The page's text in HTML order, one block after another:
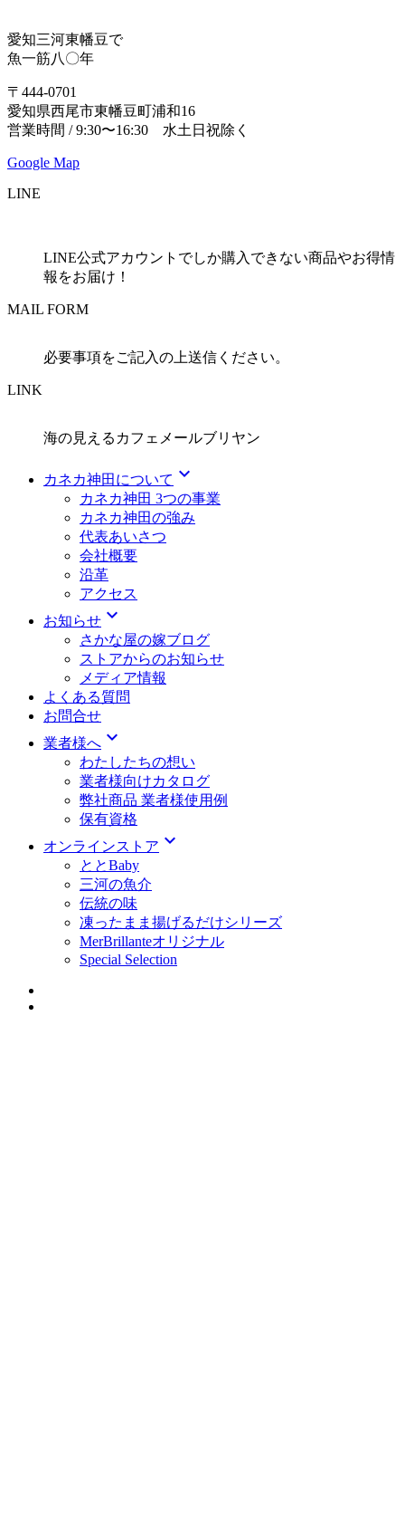
愛知三河東幡豆で
魚一筋八〇年
〒444-0701
愛知県西尾市東幡豆町浦和16
営業時間 / 9:30〜16:30 水土日祝除く
Google Map
LINE
LINE公式アカウントでしか購入できない商品やお得情
報をお届け！
MAIL FORM
必要事項をご記入の上送信ください。
LINK
海の見えるカフェメールブリヤン
カネカ神田について expand_more
カネカ神田 3つの事業
カネカ神田の強み
代表あいさつ
会社概要
沿革
アクセス
お知らせ expand_more
さかな屋の嫁ブログ
ストアからのお知らせ
メディア情報
よくある質問
お問合せ
業者様へ expand_more
わたしたちの想い
業者様向けカタログ
弊社商品 業者様使用例
保有資格
オンラインストア expand_more
ととBaby
三河の魚介
伝統の味
凍ったまま揚げるだけシリーズ
MerBrillanteオリジナル
Special Selection